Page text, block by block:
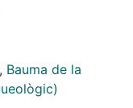
Peña i Monné, de
dels altres tres
, Bauma de la